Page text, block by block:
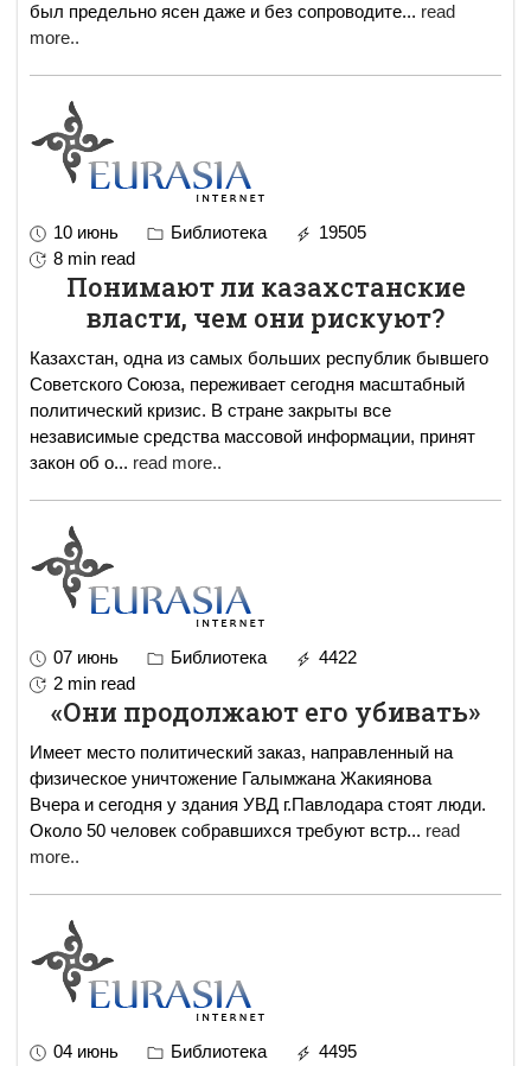
был предельно ясен даже и без сопроводите... read
more..
10 июнь Библиотека
19505
8 min read
Понимают ли казахстанские
власти, чем они рискуют?
Казахстан, одна из самых больших республик бывшего
Советского Союза, переживает сегодня масштабный
политический кризис. В стране закрыты все
независимые средства массовой информации, принят
закон об о... read more..
07 июнь Библиотека
4422
2 min read
«Они продолжают его убивать»
Имеет место политический заказ, направленный на
физическое уничтожение Галымжана Жакиянова
Вчера и сегодня у здания УВД г.Павлодара стоят люди.
Около 50 человек собравшихся требуют встр... read
more..
04 июнь Библиотека
4495